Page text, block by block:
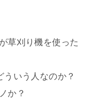
草刈り機を使った
いう人なのか？
か？